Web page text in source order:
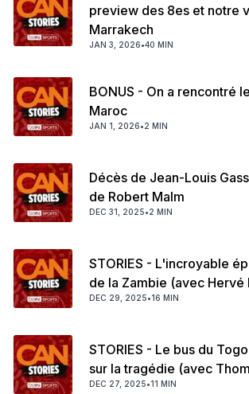
preview des 8es et notre
Marrakech
JAN 3, 2026•40 MIN
BONUS - On a rencontré
Maroc
JAN 1, 2026•2 MIN
Décès de Jean-Louis
de Robert Malm
DEC 31, 2025•2 MIN
STORIES - L'incroyable
de la Zambie (avec Hervé
DEC 29, 2025•16 MIN
STORIES - Le bus du
sur la tragédie (avec
DEC 27, 2025•11 MIN